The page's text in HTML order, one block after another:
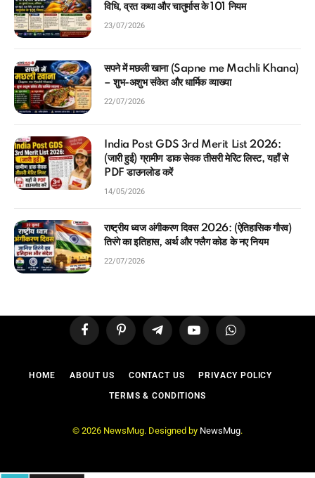
विधि, व्रत कथा और चातुर्मास के 101 नियम
23/07/2026
सपने में मछली खाना (Sapne me Machli Khana)
– शुभ-अशुभ संकेत और धार्मिक व्याख्या
22/07/2026
India Post GDS 3rd Merit List 2026:
(जारी हुई) ग्रामीण डाक सेवक तीसरी मेरिट लिस्ट, यहाँ से
PDF डाउनलोड करें
14/05/2026
राष्ट्रीय ध्वज अंगीकरण दिवस 2026: (ऐतिहासिक गौरव)
तिरंगे का इतिहास, अर्थ और फ्लैग कोड के नए नियम
22/07/2026
FacebookPinterest TelegramYouTubeWhatsApp
HOME ABOUT US CONTACT US PRIVACY POLICY
TERMS & CONDITIONS
© 2026 NewsMug. Designed by NewsMug.